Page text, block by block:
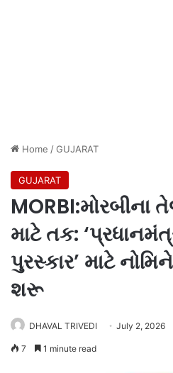
Home /GUJARAT
GUJARAT
MORBI:મોરબીના
માટે તક:
પુરસ્કાર’ માટે
શરૂ
DHAVAL TRIVEDI July 2, 2026
7 1 minute read